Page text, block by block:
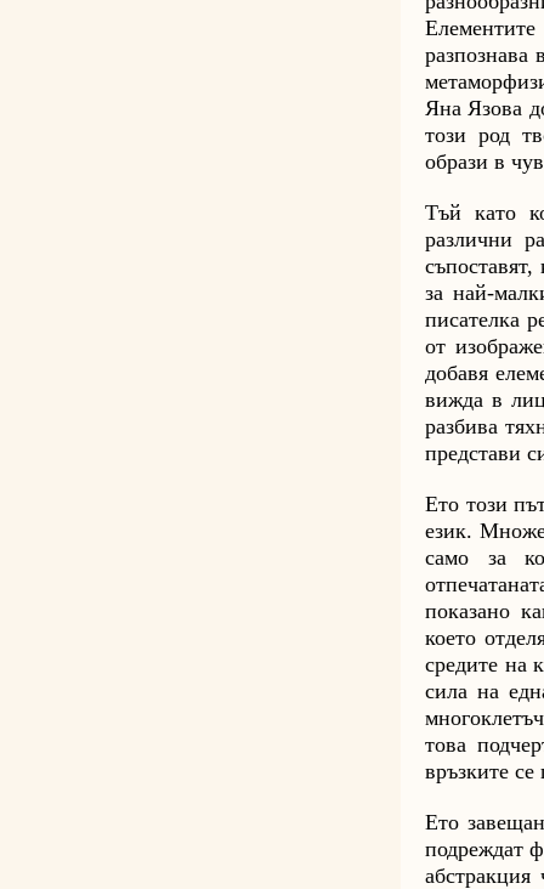
разпознава
Яна Язова
този род
образи в
Тъй като
различни
за най-
писателка
от
добавя
вижда в
разбива
представи
Ето този
език.
само за
показано
което
средите на
сила на
това
връзките
Ето
подреждат